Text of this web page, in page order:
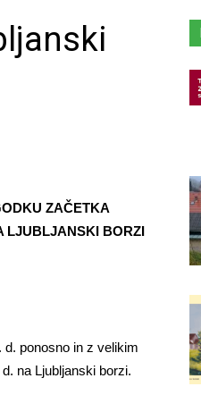
ZAČETKA
LJUBLJANSKI BORZI
d. ponosno in z velikim
na Ljubljanski borzi.